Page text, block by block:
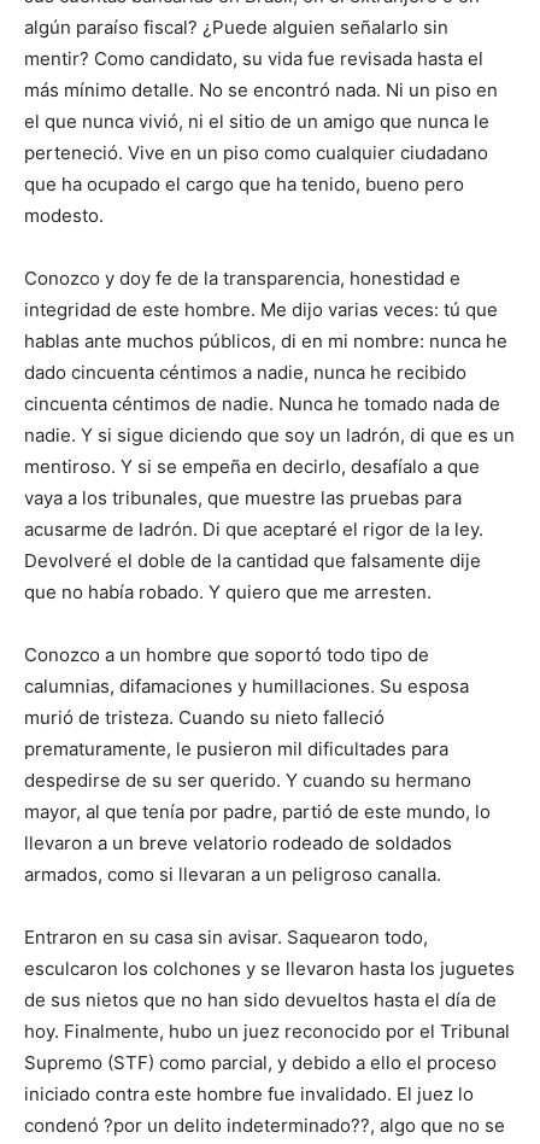
algún paraíso fiscal? ¿Puede alguien señalarlo sin
mentir? Como candidato, su vida fue revisada hasta el
más mínimo detalle. No se encontró nada. Ni un piso en
el que nunca vivió, ni el sitio de un amigo que nunca le
perteneció. Vive en un piso como cualquier ciudadano
que ha ocupado el cargo que ha tenido, bueno pero
modesto.
Conozco y doy fe de la transparencia, honestidad e
integridad de este hombre. Me dijo varias veces: tú que
hablas ante muchos públicos, di en mi nombre: nunca he
dado cincuenta céntimos a nadie, nunca he recibido
cincuenta céntimos de nadie. Nunca he tomado nada de
nadie. Y si sigue diciendo que soy un ladrón, di que es un
mentiroso. Y si se empeña en decirlo, desafíalo a que
vaya a los tribunales, que muestre las pruebas para
acusarme de ladrón. Di que aceptaré el rigor de la ley.
Devolveré el doble de la cantidad que falsamente dije
que no había robado. Y quiero que me arresten.
Conozco a un hombre que soportó todo tipo de
calumnias, difamaciones y humillaciones. Su esposa
murió de tristeza. Cuando su nieto falleció
prematuramente, le pusieron mil dificultades para
despedirse de su ser querido. Y cuando su hermano
mayor, al que tenía por padre, partió de este mundo, lo
llevaron a un breve velatorio rodeado de soldados
armados, como si llevaran a un peligroso canalla.
Entraron en su casa sin avisar. Saquearon todo,
esculcaron los colchones y se llevaron hasta los juguetes
de sus nietos que no han sido devueltos hasta el día de
hoy. Finalmente, hubo un juez reconocido por el Tribunal
Supremo (STF) como parcial, y debido a ello el proceso
iniciado contra este hombre fue invalidado. El juez lo
condenó ?por un delito indeterminado??, algo que no se